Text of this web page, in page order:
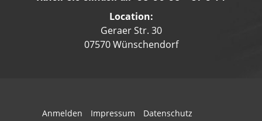
Location:
Geraer Str. 30
07570 Wünschendorf
Anmelden Impressum
Datenschutz